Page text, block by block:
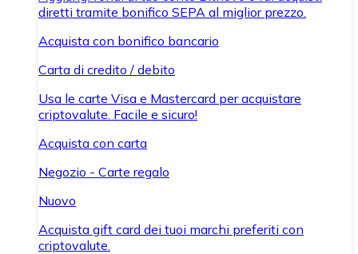
diretti tramite bonifico SEPA al miglior prezzo.
Acquista con bonifico bancario
Carta di credito / debito
Usa le carte Visa e Mastercard per acquistare
criptovalute. Facile e sicuro!
Acquista con carta
Negozio - Carte regalo
Nuovo
Acquista gift card dei tuoi marchi preferiti con
criptovalute.